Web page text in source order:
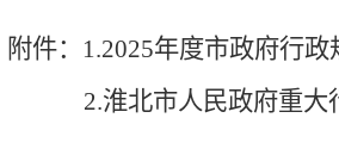
附件： 1.2025年度市政府行政
2.淮北市人民政府重大